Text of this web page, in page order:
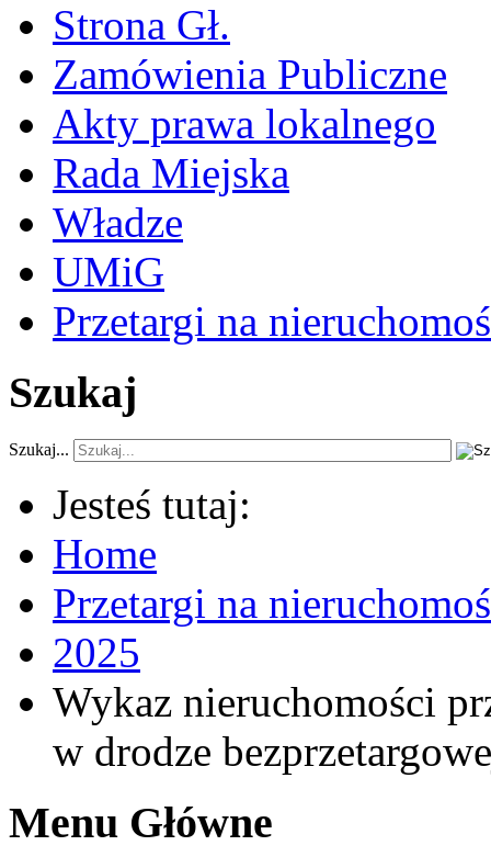
Strona Gł.
Zamówienia Publiczne
Akty prawa lokalnego
Rada Miejska
Władze
UMiG
Przetargi na
Szukaj
Szukaj...
Jesteś tutaj:
Home
Przetargi na
2025
Wykaz nieruchomości
w drodze
Menu Główne